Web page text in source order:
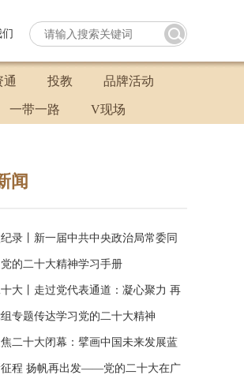
通 投教 品牌活动
一带一路 V现场
闻
录丨新一届中共中央政治局常委同
见面
的二十大精神学习手册
大丨走过党代表通道：凝心聚力 再
专题传达学习党的二十大精神
二十大闭幕：擘画中国未来发展蓝
程 扬帆再出发——党的二十大在广